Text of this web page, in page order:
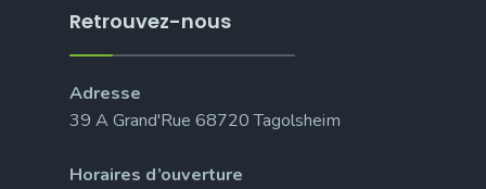
Retrouvez-nous
Adresse
39 A Grand'Rue 68720 Tagolsheim
Horaires d’ouverture